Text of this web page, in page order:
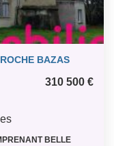
BAZAS
310 500 €
BELLE